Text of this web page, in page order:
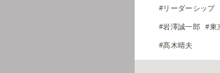
#リーダーシップ
#岩澤誠一郎 #東
#髙木晴夫